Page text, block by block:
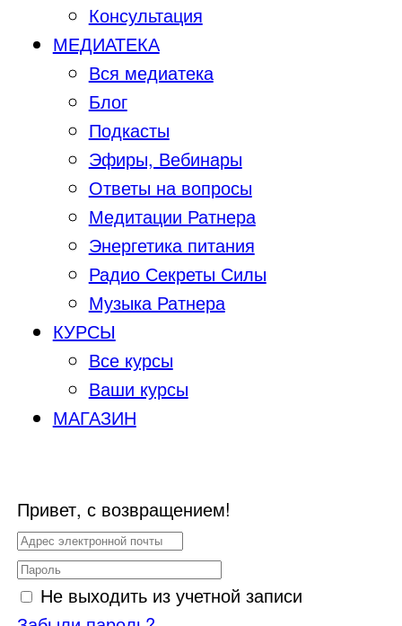
Консультация
МЕДИАТЕКА
Вся медиатека
Блог
Подкасты
Эфиры, Вебинары
Ответы на вопросы
Медитации Ратнера
Энергетика питания
Радио Секреты Силы
Музыка Ратнера
КУРСЫ
Все курсы
Ваши курсы
МАГАЗИН
Привет, с возвращением!
Не выходить из учетной записи